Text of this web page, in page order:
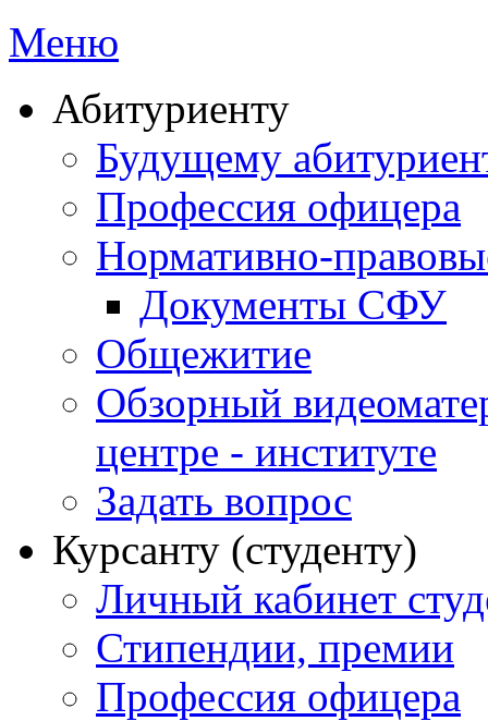
Меню
Абитуриенту
Будущему
Профессия офицера
Нормативно-
Документы СФУ
Общежитие
Обзорный
центре - институте
Задать вопрос
Курсанту (студенту)
Личный кабинет
Стипендии, премии
Профессия офицера